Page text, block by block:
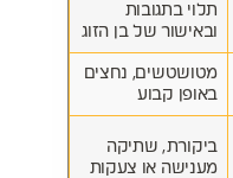
תלוי בתגובות
ובאישור של בן הזוג
מטושטשים, נחצים
באופן קבוע
ביקורת, שתיקה
מענישה או צעקות